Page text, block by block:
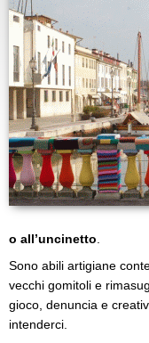
o all’uncinetto
Sono abili artigiane
vecchi gomitoli e
gioco, denuncia e
intenderci.